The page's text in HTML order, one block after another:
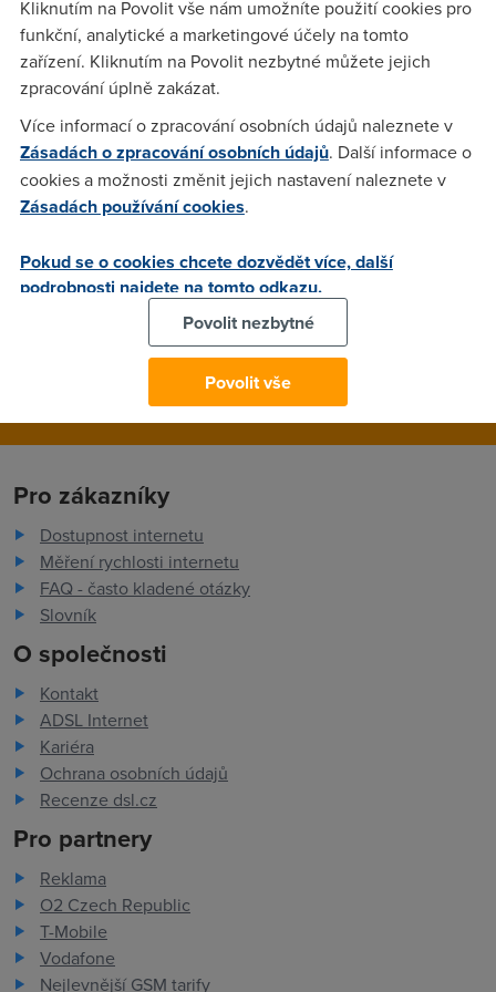
pripojenejch...nebo je to proste vzdy vice mene sazka do
loterie
Adin(27.1.2004 15:18:04)
Sazka do loterie.
Zjistit se to nedá, to ví jen ČTc a ISP, nikdo jiný. Ale to okolí
je dost velké, celá ČR je rozdělena jen na 4 oblasti (SSG), a
to Praha (město), Brno a okolí, Ostrava a okolí a zbytek Čech.
Pro zákazníky
Dostupnost internetu
Měření rychlosti internetu
FAQ - často kladené otázky
Slovník
O společnosti
Kontakt
ADSL Internet
Kariéra
Ochrana osobních údajů
Recenze dsl.cz
Pro partnery
Reklama
O2 Czech Republic
T-Mobile
Vodafone
Nejlevnější GSM tarify
Kliknutím na Povolit vše nám umožníte použití cookies pro
funkční, analytické a marketingové účely na tomto
zařízení. Kliknutím na Povolit nezbytné můžete jejich
zpracování úplně zakázat.
Více informací o zpracování osobních údajů naleznete v
Zásadách o zpracování osobních údajů. Další informace o
cookies a možnosti změnit jejich nastavení naleznete v
Zásadách používání cookies.
Pokud se o cookies chcete dozvědět více, další
podrobnosti najdete na tomto odkazu.
Povolit nezbytné
Povolit vše